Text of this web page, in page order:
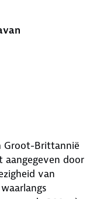
Groot-Brittannië
door
van